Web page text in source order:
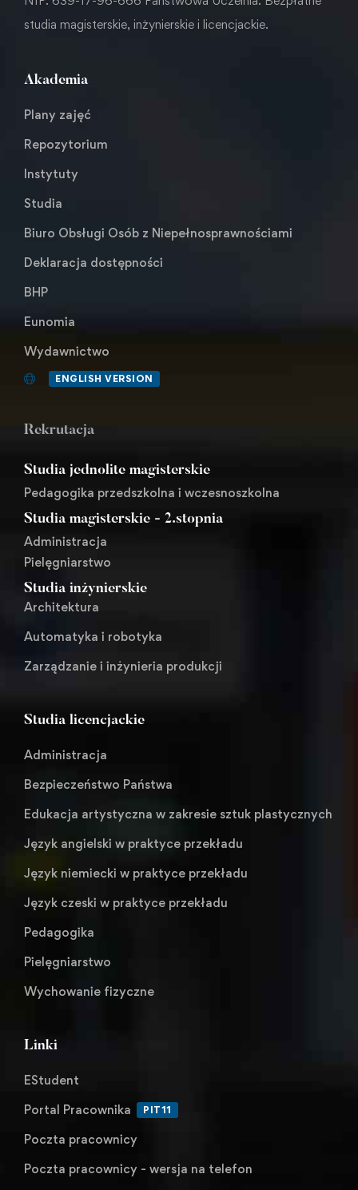
studia magisterskie, inżynierskie i licencjackie.
Akademia
Plany zajęć
Repozytorium
Instytuty
Studia
Biuro Obsługi Osób z Niepełnosprawnościami
Deklaracja dostępności
BHP
Eunomia
Wydawnictwo
ENGLISH VERSION
Rekrutacja
Studia jednolite magisterskie
Pedagogika przedszkolna i wczesnoszkolna
Studia magisterskie - 2.stopnia
Administracja
Pielęgniarstwo
Studia inżynierskie
Architektura
Automatyka i robotyka
Zarządzanie i inżynieria produkcji
Studia licencjackie
Administracja
Bezpieczeństwo Państwa
Edukacja artystyczna w zakresie sztuk plastycznych
Język angielski w praktyce przekładu
Język niemiecki w praktyce przekładu
Język czeski w praktyce przekładu
Pedagogika
Pielęgniarstwo
Wychowanie fizyczne
Linki
EStudent
Portal Pracownika
PIT11
Poczta pracownicy
Poczta pracownicy - wersja na telefon